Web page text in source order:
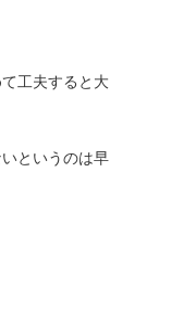
工夫すると大
というのは早